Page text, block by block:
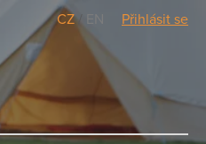
CZ/ EN Přihlásit se